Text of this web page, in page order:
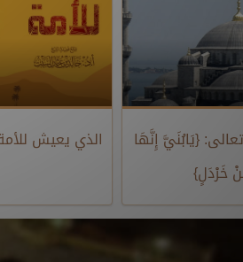
{يَابُنَيَّ إِنَّهَا
خَرْدَلٍ}
الذي يعيش